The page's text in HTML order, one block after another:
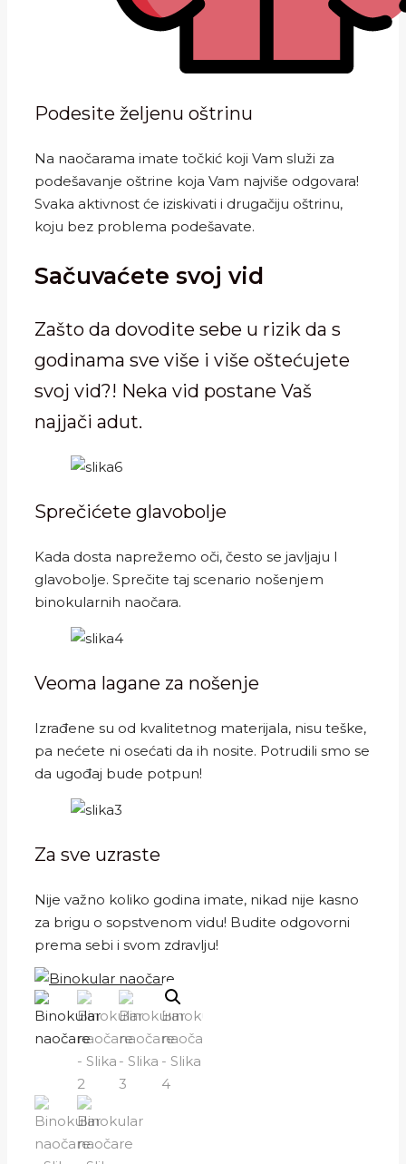
Podesite željenu oštrinu
Na naočarama imate točkić koji Vam služi za
podešavanje oštrine koja Vam najviše odgovara!
Svaka aktivnost će iziskivati i drugačiju oštrinu,
koju bez problema podešavate.
Sačuvaćete svoj vid
Zašto da dovodite sebe u rizik da s
godinama sve više i više oštećujete
svoj vid?! Neka vid postane Vaš
najjači adut.
Sprečićete glavobolje
Kada dosta naprežemo oči, često se javljaju I
glavobolje. Sprečite taj scenario nošenjem
binokularnih naočara.
Veoma lagane za nošenje
Izrađene su od kvalitetnog materijala, nisu teške,
pa nećete ni osećati da ih nosite. Potrudili smo se
da ugođaj bude potpun!
Za sve uzraste
Nije važno koliko godina imate, nikad nije kasno
za brigu o sopstvenom vidu! Budite odgovorni
prema sebi i svom zdravlju!